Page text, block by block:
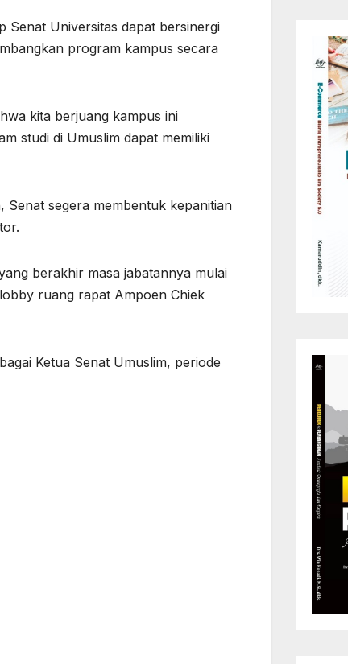
Senat Universitas dapat bersinergi
program kampus secara
kita berjuang kampus ini
studi di Umuslim dapat memiliki
segera membentuk kepanitian
berakhir masa jabatannya mulai
ruang rapat Ampoen Chiek
Ketua Senat Umuslim, periode